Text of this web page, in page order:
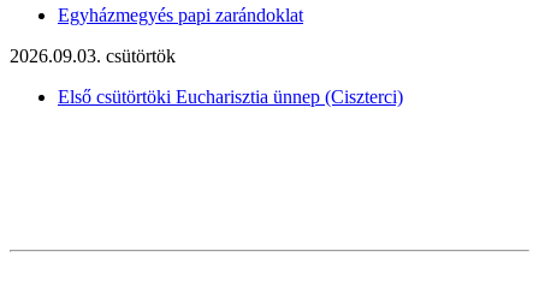
Egyházmegyés papi zarándoklat
2026.09.03. csütörtök
Első csütörtöki Eucharisztia ünnep (Ciszterci)